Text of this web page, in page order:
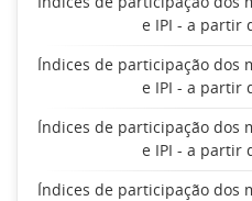
e IPI - a partir
Índices de participação dos
e IPI - a partir
Índices de participação dos
e IPI - a partir
Índices de participação dos